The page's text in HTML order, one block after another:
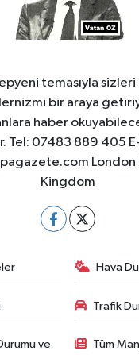
temasıyla
bir araya
haber
Tel: 07483 889 405
London
Kingdom
Hava
Trafik
ve Tüm